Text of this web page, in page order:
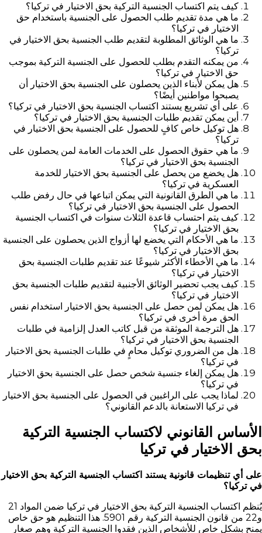
كيف يتم اكتساب الجنسية التركية بحق الاختيار في تركيا؟
ما هي مدة تقديم طلب الحصول على الجنسية باستخدام حق
الاختيار في تركيا؟
ما هي الوثائق المطلوبة لتقديم طلب الجنسية بحق الاختيار في
تركيا؟
من يمكنه التقدم بطلب للحصول على الجنسية التركية بموجب
حق الاختيار في تركيا؟
هل يمكن لأبناء الذين يحصلون على الجنسية بحق الاختيار أن
يصبحوا مواطنين أيضًا؟
على أي تشريع يستند اكتساب الجنسية بحق الاختيار في تركيا؟
أين يمكن تقديم طلبات الجنسية بحق الاختيار في تركيا؟
هل توكيل خاص كافٍ للحصول على الجنسية بحق الاختيار في
تركيا؟
ما هي حقوق الحصول على الخدمات العامة لمن يحصلون على
الجنسية بحق الاختيار في تركيا؟
هل يخضع من يحصل على الجنسية بحق الاختيار للخدمة
العسكرية في تركيا؟
ما هي الطرق القانونية التي يمكن اتباعها في حال رفض طلب
الحصول على الجنسية بحق الاختيار في تركيا؟
كيف يتم احتساب قاعدة الثلاث سنوات في اكتساب الجنسية
بحق الاختيار في تركيا؟
ما هي الأحكام التي يخضع لها أزواج الذين يحصلون على الجنسية
بحق الاختيار في تركيا؟
ما هي الأخطاء الأكثر شيوعًا عند تقديم طلبات الجنسية بحق
الاختيار في تركيا؟
كيف يجب تحضير الوثائق الأجنبية لتقديم طلبات الجنسية بحق
الاختيار في تركيا؟
هل يمكن لمن حصل على الجنسية بحق الاختيار استخدام نفس
الحق مرة أخرى في تركيا؟
هل الترجمة الموثقة من قبل كاتب العدل إلزامية في طلبات
الجنسية بحق الاختيار في تركيا؟
هل من الضروري توكيل محامٍ في طلبات الجنسية بحق الاختيار
في تركيا؟
هل يمكن إلغاء جنسية شخص حصل على الجنسية بحق الاختيار
في تركيا؟
لماذا يجب على الراغبين في الحصول على الجنسية بحق الاختيار
في تركيا الاستعانة بالدعم القانوني؟
الأساس القانوني لاكتساب الجنسية التركية
بحق الاختيار في تركيا
على أي تنظيمات قانونية يستند اكتساب الجنسية التركية بحق الاختيار
في تركيا؟
يُنظم اكتساب الجنسية التركية بحق الاختيار في تركيا ضمن المواد 21
و22 من قانون الجنسية التركية رقم 5901. هذا التنظيم هو حق خاص
يمنح بشكل خاص للأشخاص الذين فقدوا الجنسية التركية وهم صغار